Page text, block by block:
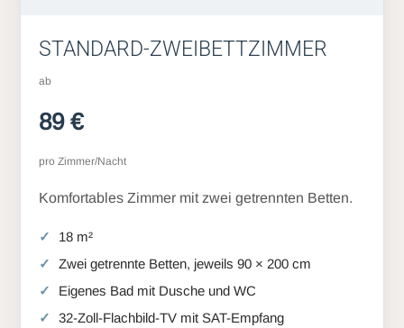
STANDARD-ZWEIBETTZIMMER
ab
89 €
pro Zimmer/Nacht
Komfortables Zimmer mit zwei getrennten Betten.
18 m²
Zwei getrennte Betten, jeweils 90 × 200 cm
Eigenes Bad mit Dusche und WC
32-Zoll-Flachbild-TV mit SAT-Empfang